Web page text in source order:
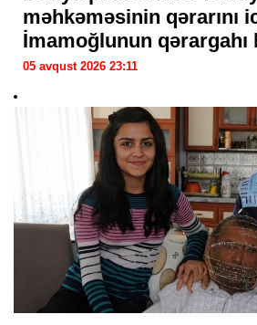
məhkəməsinin qərarını
İmamoğlunun qərargahı
05 avqust 2026 23:11